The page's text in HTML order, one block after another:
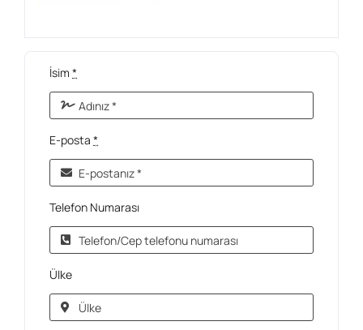
İsim*
E-posta*
Telefon Numarası
Ülke